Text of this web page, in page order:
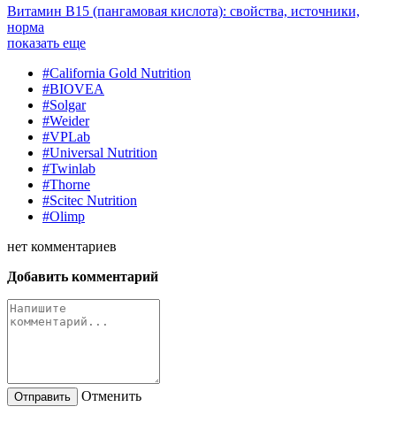
Витамин B15 (пангамовая кислота): свойства, источники,
норма
показать еще
#California Gold Nutrition
#BIOVEA
#Solgar
#Weider
#VPLab
#Universal Nutrition
#Twinlab
#Thorne
#Scitec Nutrition
#Olimp
нет комментариев
Добавить комментарий
Отменить